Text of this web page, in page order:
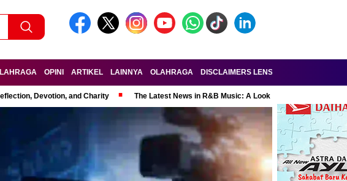
OPINI ARTIKEL LAINNYA OLAHRAGA DISCLAIMERS LENSA-RAKYAT.COM
Devotion, and Charity The Latest News in R&B Music: A Look at Super Bowl